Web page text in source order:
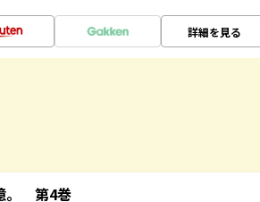
詳細を見る
。 第4巻